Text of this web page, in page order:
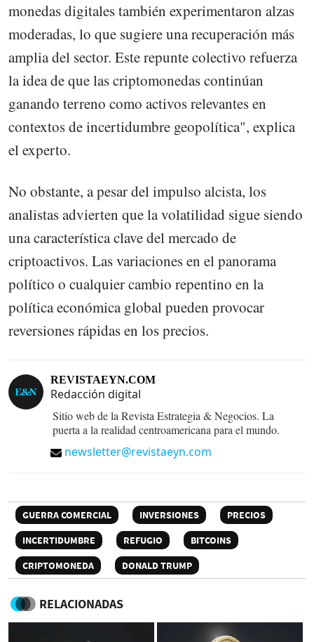
monedas digitales también experimentaron alzas
moderadas, lo que sugiere una recuperación más
amplia del sector. Este repunte colectivo refuerza
la idea de que las criptomonedas continúan
ganando terreno como activos relevantes en
contextos de incertidumbre geopolítica", explica
el experto.
No obstante, a pesar del impulso alcista, los
analistas advierten que la volatilidad sigue siendo
una característica clave del mercado de
criptoactivos. Las variaciones en el panorama
político o cualquier cambio repentino en la
política económica global pueden provocar
reversiones rápidas en los precios.
REVISTAEYN.COM
Redacción digital
Sitio web de la Revista Estrategia & Negocios. La
puerta a la realidad centroamericana para el mundo.
newsletter@revistaeyn.com
GUERRA COMERCIAL INVERSIONES
PRECIOS
INCERTIDUMBRE
REFUGIO
BITCOINS
CRIPTOMONEDA
DONALD TRUMP
RELACIONADAS